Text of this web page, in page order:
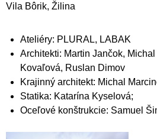
Vila Bôrik, Žilina
Ateliéry: PLURAL, LABAK
Architekti: Martin Jančok,
Kovaľová, Ruslan Dimov
Krajinný architekt: Michal
Statika: Katarína Kyselová;
Oceľové konštrukcie: Samuel